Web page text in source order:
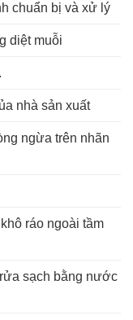
chuẩn bị và xử lý
diệt muỗi
nhà sản xuất
ngừa trên nhãn
ráo ngoài tầm
sạch bằng nước